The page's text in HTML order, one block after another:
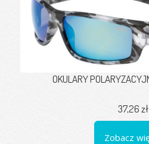
OKULARY
37,26 zł
Zobacz